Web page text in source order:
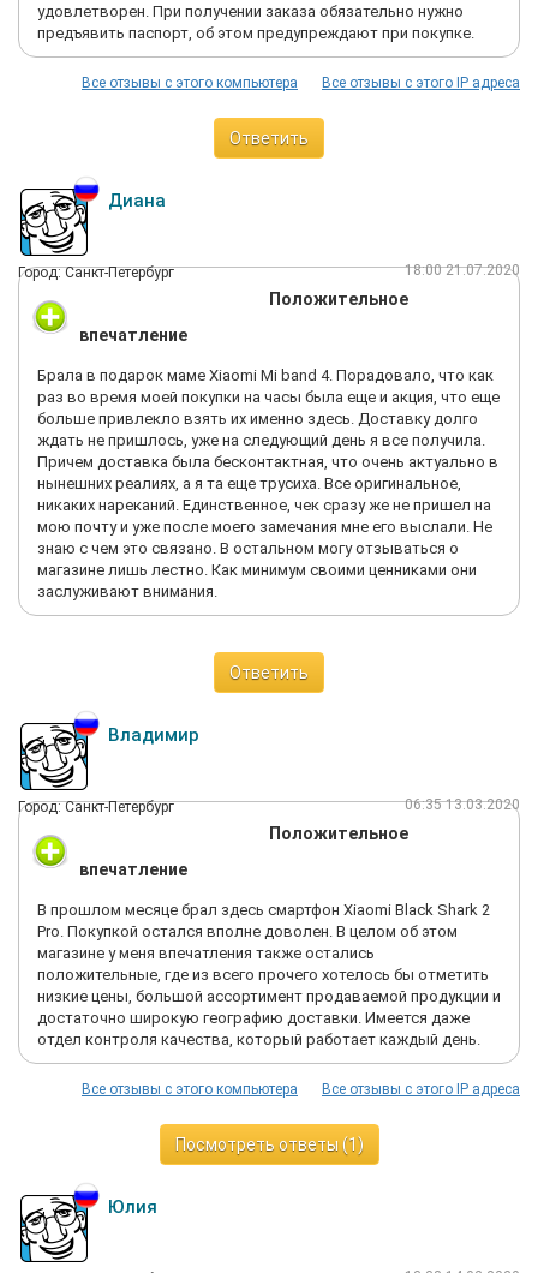
удовлетворен. При получении заказа обязательно нужно
предъявить паспорт, об этом предупреждают при покупке.
Все отзывы с этого IP адреса
Все отзывы с этого компьютера
Ответить
Диана
Город: Санкт-Петербург 18:00 21.07.2020
Положительное
впечатление
Брала в подарок маме Xiaomi Mi band 4. Порадовало, что как
раз во время моей покупки на часы была еще и акция, что еще
больше привлекло взять их именно здесь. Доставку долго
ждать не пришлось, уже на следующий день я все получила.
Причем доставка была бесконтактная, что очень актуально в
нынешних реалиях, а я та еще трусиха. Все оригинальное,
никаких нареканий. Единственное, чек сразу же не пришел на
мою почту и уже после моего замечания мне его выслали. Не
знаю с чем это связано. В остальном могу отзываться о
магазине лишь лестно. Как минимум своими ценниками они
заслуживают внимания.
Ответить
Владимир
Город: Санкт-Петербург 06:35 13.03.2020
Положительное
впечатление
В прошлом месяце брал здесь смартфон Xiaomi Black Shark 2
Pro. Покупкой остался вполне доволен. В целом об этом
магазине у меня впечатления также остались
положительные, где из всего прочего хотелось бы отметить
низкие цены, большой ассортимент продаваемой продукции и
достаточно широкую географию доставки. Имеется даже
отдел контроля качества, который работает каждый день.
Все отзывы с этого IP адреса
Все отзывы с этого компьютера
Посмотреть ответы (1)
Юлия